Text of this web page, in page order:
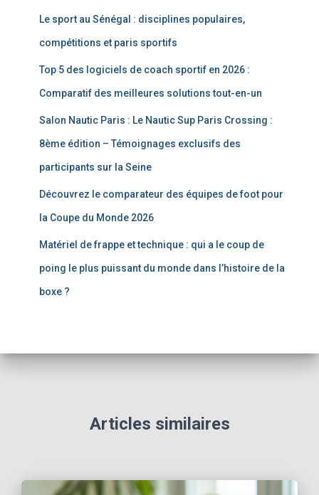
Le sport au Sénégal : disciplines populaires,
compétitions et paris sportifs
Top 5 des logiciels de coach sportif en 2026 :
Comparatif des meilleures solutions tout-en-un
Salon Nautic Paris : Le Nautic Sup Paris Crossing :
8ème édition – Témoignages exclusifs des
participants sur la Seine
Découvrez le comparateur des équipes de foot pour
la Coupe du Monde 2026
Matériel de frappe et technique : qui a le coup de
poing le plus puissant du monde dans l’histoire de la
boxe ?
Articles similaires